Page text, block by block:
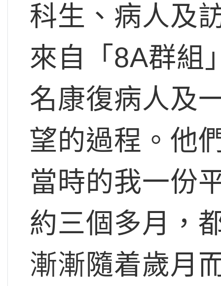
科生、病人及
來自「8A群組
名康復病人及
望的過程。他
當時的我一份
約三個多月，
漸漸隨着歲月